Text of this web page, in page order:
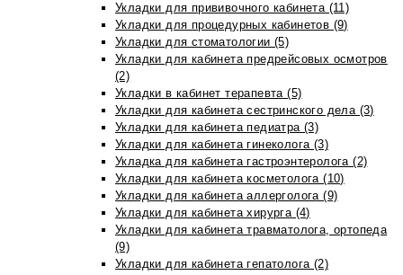
Укладки для прививочного кабинета (11)
Укладки для процедурных кабинетов (9)
Укладки для стоматологии (5)
Укладки для кабинета предрейсовых осмотров
(2)
Укладки в кабинет терапевта (5)
Укладки для кабинета сестринского дела (3)
Укладки для кабинета педиатра (3)
Укладки для кабинета гинеколога (3)
Укладка для кабинета гастроэнтеролога (2)
Укладки для кабинета косметолога (10)
Укладки для кабинета аллерголога (9)
Укладки для кабинета хирурга (4)
Укладки для кабинета травматолога, ортопеда
(9)
Укладки для кабинета гепатолога (2)